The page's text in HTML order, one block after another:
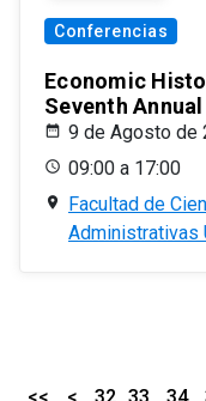
Conferencias
Economic
Seventh
9 de Agosto de
09:00 a 17:00
Facultad de
Administrativas